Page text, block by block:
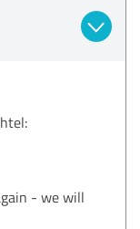
- we will